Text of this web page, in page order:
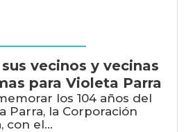
vecinos y vecinas
para Violeta Parra
los 104 años del
Parra, la Corporación
con el...